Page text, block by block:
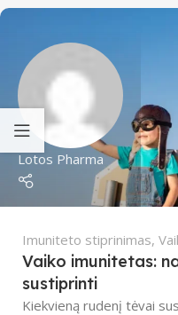
Lotos Pharma
Imuniteto stiprinimas,
Vaiko imunitetas:
sustiprinti
Kiekvieną rudenį tėvai